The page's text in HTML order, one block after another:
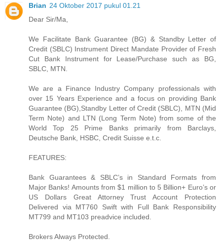
Brian 24 Oktober 2017 pukul 01.21
Dear Sir/Ma,
We Facilitate Bank Guarantee (BG) & Standby Letter of
Credit (SBLC) Instrument Direct Mandate Provider of Fresh
Cut Bank Instrument for Lease/Purchase such as BG,
SBLC, MTN.
We are a Finance Industry Company professionals with
over 15 Years Experience and a focus on providing Bank
Guarantee (BG),Standby Letter of Credit (SBLC), MTN (Mid
Term Note) and LTN (Long Term Note) from some of the
World Top 25 Prime Banks primarily from Barclays,
Deutsche Bank, HSBC, Credit Suisse e.t.c.
FEATURES:
Bank Guarantees & SBLC’s in Standard Formats from
Major Banks! Amounts from $1 million to 5 Billion+ Euro’s or
US Dollars Great Attorney Trust Account Protection
Delivered via MT760 Swift with Full Bank Responsibility
MT799 and MT103 preadvice included.
Brokers Always Protected.